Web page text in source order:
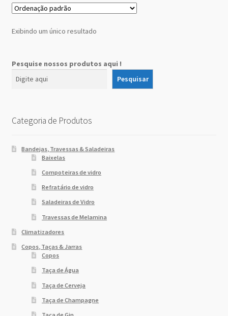
Dony Locações
Dony Locações
Portfolio
Search box
Exibindo um único resultado
Pesquise nossos produtos aqui !
Pesquisar
Categoria de Produtos
Bandejas, Travessas & Saladeiras
Baixelas
Compoteiras de vidro
Refratário de vidro
Saladeiras de Vidro
Travessas de Melamina
Climatizadores
Copos, Taças & Jarras
Copos
Taça de Água
Taça de Cerveja
Taça de Champagne